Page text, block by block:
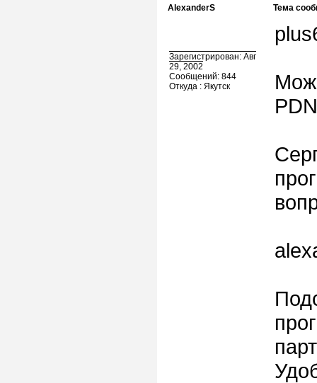
AlexanderS Тема
Зарегистрирован: Авг
29, 2002
Сообщений: 844
Откуда : Якутск